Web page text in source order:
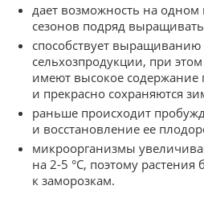
дает возможность на одном
сезонов подряд
способствует выращиванию
сельхозпродукции, при
имеют высокое содержание
и прекрасно сохраняются
раньше происходит
и восстановление ее
микроорганизмы
на 2-5 °С, поэтому растения
к заморозкам.